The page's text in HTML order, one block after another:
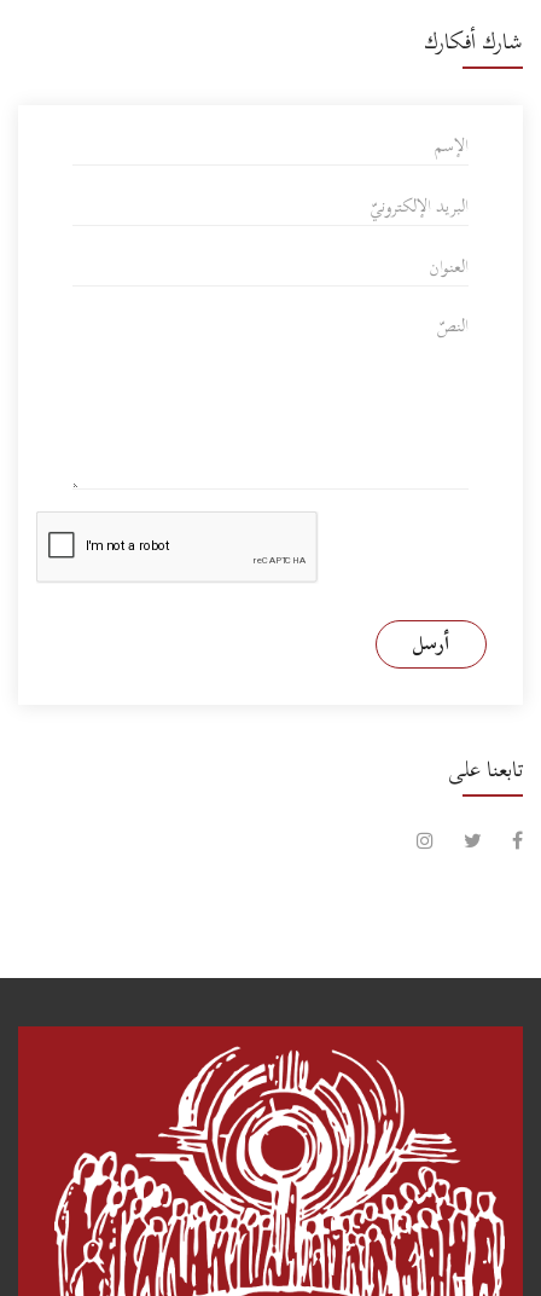
شارك أفكارك
أرسل
تابعنا على